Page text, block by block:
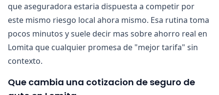
que aseguradora estaria dispuesta a competir por
este mismo riesgo local ahora mismo. Esa rutina toma
pocos minutos y suele decir mas sobre ahorro real en
Lomita que cualquier promesa de "mejor tarifa" sin
contexto.
Que cambia una cotizacion de seguro de